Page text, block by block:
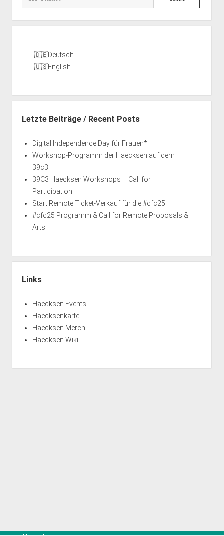
Deutsch
English
Letzte Beiträge / Recent Posts
Digital Independence Day für Frauen*
Workshop-Programm der Haecksen auf dem
39c3
39C3 Haecksen Workshops – Call for
Participation
Start Remote Ticket-Verkauf für die #cfc25!
#cfc25 Programm & Call for Remote Proposals &
Arts
Links
Haecksen Events
Haecksenkarte
Haecksen Merch
Haecksen Wiki